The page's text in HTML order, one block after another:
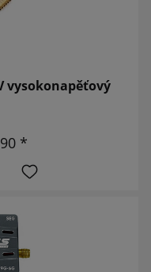
vysokonapěťový
*